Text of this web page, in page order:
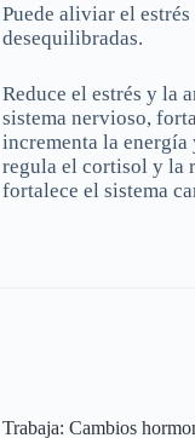
Puede aliviar el
desequilibradas.
Reduce el estrés y la
sistema nervioso,
incrementa la
regula el cortisol y la
fortalece el sistema
Trabaja: Cambios